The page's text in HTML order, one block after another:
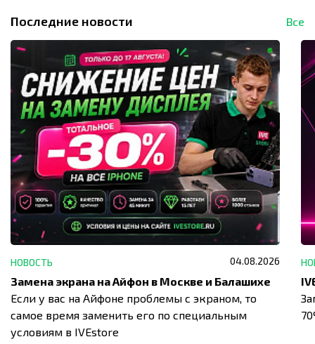
Последние новости Все
НОВОСТЬ 04.08.2026
Замена экрана на Айфон в Москве и Балашихе
Если у вас на Айфоне проблемы с экраном, то
самое время заменить его по специальным
условиям в IVEstore